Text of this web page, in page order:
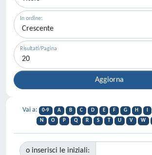
In ordine:
Risultati/Pagina
Vai a: 0-9 A B C D E F G H
N
O P Q R S T U V W
o inserisci le iniziali: